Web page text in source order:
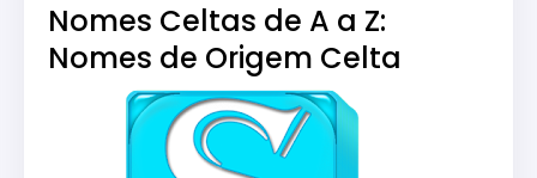
Nomes Celtas de A a Z:
Nomes de Origem Celta